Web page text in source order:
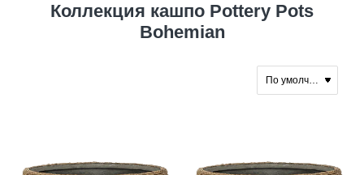
Коллекция кашпо Pottery Pots
Bohemian